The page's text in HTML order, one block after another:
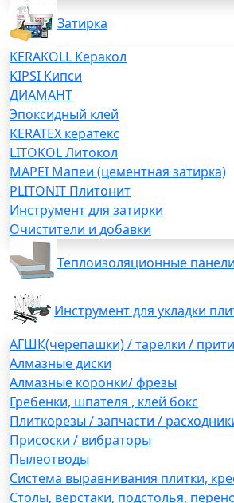
Затирка
KERAKOLL Керакол
KIPSI Кипси
ДИАМАНТ
Эпоксидный клей
KERATEX кератекс
LITOKOL Литокол
MAPEI Мапеи (цементная затирка)
PLITONIT Плитонит
Инструмент для затирки
Очистители и добавки
Теплоизоляционные панели
Инструмент для укладки
АГШК(черепашки) / тарелки /
Алмазные диски
Алмазные коронки/ фрезы
Гребенки, шпателя , клей бокс
Плиткорезы / запчасти /
Присоски / вибраторы
Пылеотводы
Система выравнивания плитки,
Столы, верстаки, подстолья,